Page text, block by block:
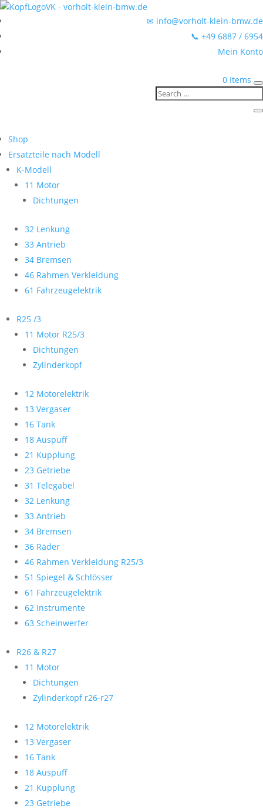
✉ info@vorholt-klein-bmw.de
📞 +49 6887 / 6954
Mein Konto
0 Items
Shop
Ersatzteile nach Modell
K-Modell
11 Motor
Dichtungen
32 Lenkung
33 Antrieb
34 Bremsen
46 Rahmen Verkleidung
61 Fahrzeugelektrik
R25 /3
11 Motor R25/3
Dichtungen
Zylinderkopf
12 Motorelektrik
13 Vergaser
16 Tank
18 Auspuff
21 Kupplung
23 Getriebe
31 Telegabel
32 Lenkung
33 Antrieb
34 Bremsen
36 Räder
46 Rahmen Verkleidung R25/3
51 Spiegel & Schlösser
61 Fahrzeugelektrik
62 Instrumente
63 Scheinwerfer
R26 & R27
11 Motor
Dichtungen
Zylinderkopf r26-r27
12 Motorelektrik
13 Vergaser
16 Tank
18 Auspuff
21 Kupplung
23 Getriebe